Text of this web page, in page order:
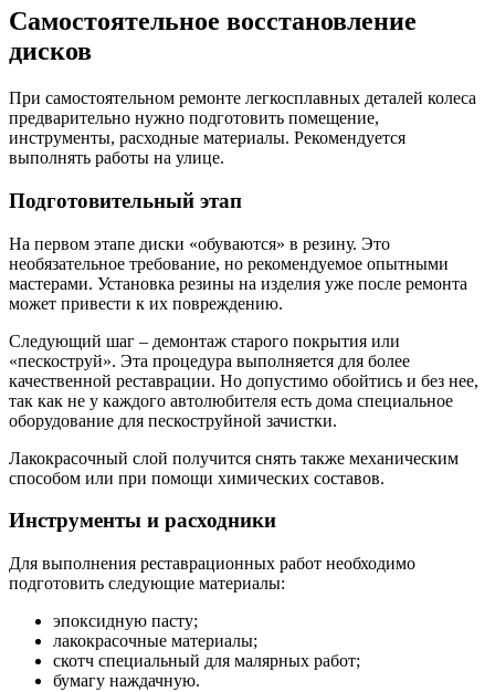
Самостоятельное восстановление
дисков
При самостоятельном ремонте легкосплавных деталей колеса
предварительно нужно подготовить помещение,
инструменты, расходные материалы. Рекомендуется
выполнять работы на улице.
Подготовительный этап
На первом этапе диски «обуваются» в резину. Это
необязательное требование, но рекомендуемое опытными
мастерами. Установка резины на изделия уже после ремонта
может привести к их повреждению.
Следующий шаг – демонтаж старого покрытия или
«пескоструй». Эта процедура выполняется для более
качественной реставрации. Но допустимо обойтись и без нее,
так как не у каждого автолюбителя есть дома специальное
оборудование для пескоструйной зачистки.
Лакокрасочный слой получится снять также механическим
способом или при помощи химических составов.
Инструменты и расходники
Для выполнения реставрационных работ необходимо
подготовить следующие материалы:
эпоксидную пасту;
лакокрасочные материалы;
скотч специальный для малярных работ;
бумагу наждачную.